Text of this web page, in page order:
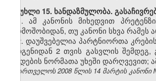
მუხლი 15. ხანდაზმულობა.
1. ამ კანონის მიხედვით
წარმოშობიდან, თუ კანონი სხვა რამეს
2. დაუშვებელია პარტნიორთა
შედგენიდან 2 თვის გასვლის
წესდების ნორმათა უხეში დარღვევით;
საქართველოს 2008 წლის 14 მარტის კანონი